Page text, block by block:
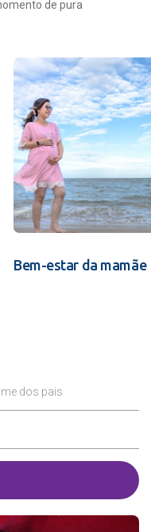
de pura
Bem-estar da mamãe
dos pais